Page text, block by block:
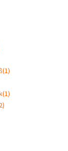
(1)
(1)